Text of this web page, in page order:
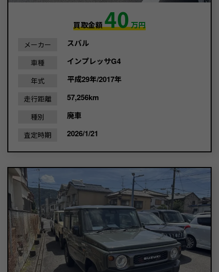
買取金額40万円
メーカー スバル
車種 インプレッサG4
年式 平成29年/2017年
走行距離 57,256km
種別 廃車
査定時期 2026/1/21